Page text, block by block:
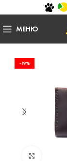
МЕНЮ
-19%